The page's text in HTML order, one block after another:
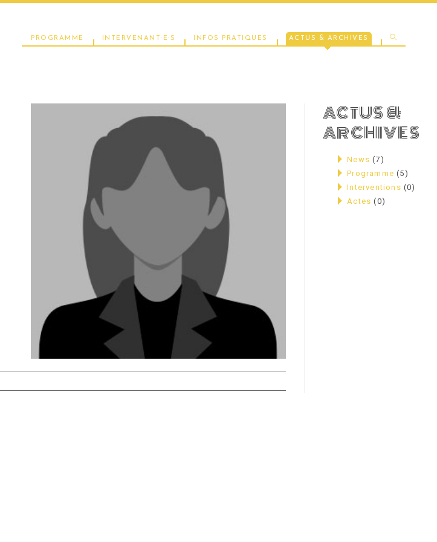
PROGRAMME INTERVENANT·E·S INFOS PRATIQUES ACTUS & ARCHIVES TOGGLE
SEARCH
ACTUS &
ARCHIVES
News (7)
Programme (5)
Interventions (0)
Actes (0)